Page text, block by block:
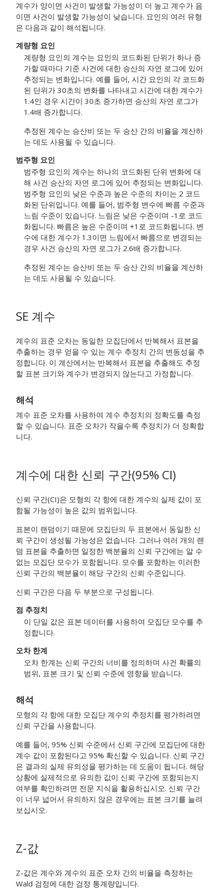
계수가 양이면 사건이 발생할 가능성이 더 높고 계수가 음
이면 사건이 발생할 가능성이 낮습니다. 요인의 여러 유형
은 다음과 같이 해석됩니다.
계량형 요인
계량형 요인의 계수는 요인의 코드화된 단위가 하나 증
가할 때마다 기준 사건에 대한 승산의 자연 로그에 있어
추정되는 변화입니다. 예를 들어, 시간 요인의 각 코드화
된 단위가 30초의 변화를 나타내고 시간에 대한 계수가
1.4인 경우 시간이 30초 증가하면 승산의 자연 로그가
1.4배 증가합니다.
추정된 계수는 승산비 또는 두 승산 간의 비율을 계산하
는 데도 사용될 수 있습니다.
범주형 요인
범주형 요인의 계수는 하나의 코드화된 단위 변화에 대
해 사건 승산의 자연 로그에 있어 추정되는 변화입니다.
범주형 요인의 낮은 수준과 높은 수준의 차이는 2 코드
화된 단위입니다. 예를 들어, 범주형 변수에 빠름 수준과
느림 수준이 있습니다. 느림은 낮은 수준이며 -1로 코드
화됩니다. 빠름은 높은 수준이며 +1로 코드화됩니다. 변
수에 대한 계수가 1.3이면 느림에서 빠름으로 변경되는
경우 사건 승산의 자연 로그가 2.6배 증가합니다.
추정된 계수는 승산비 또는 두 승산 간의 비율을 계산하
는 데도 사용될 수 있습니다.
SE 계수
계수의 표준 오차는 동일한 모집단에서 반복해서 표본을
추출하는 경우 얻을 수 있는 계수 추정치 간의 변동성을 추
정합니다. 이 계산에서는 반복해서 표본을 추출해도 추정
할 표본 크기와 계수가 변경되지 않는다고 가정합니다.
해석
계수 표준 오차를 사용하여 계수 추정치의 정확도를 측정
할 수 있습니다. 표준 오차가 작을수록 추정치가 더 정확합
니다.
계수에 대한 신뢰 구간(95% CI)
신뢰 구간(CI)은 모형의 각 항에 대한 계수의 실제 값이 포
함될 가능성이 높은 값의 범위입니다.
표본이 랜덤이기 때문에 모집단의 두 표본에서 동일한 신
뢰 구간이 생성될 가능성은 없습니다. 그러나 여러 개의 랜
덤 표본을 추출하면 일정한 백분율의 신뢰 구간에는 알 수
없는 모집단 모수가 포함됩니다. 모수를 포함하는 이러한
신뢰 구간의 백분율이 해당 구간의 신뢰 수준입니다.
신뢰 구간은 다음 두 부분으로 구성됩니다.
점 추정치
이 단일 값은 표본 데이터를 사용하여 모집단 모수를 추
정합니다.
오차 한계
오차 한계는 신뢰 구간의 너비를 정의하며 사건 확률의
범위, 표본 크기 및 신뢰 수준에 영향을 받습니다.
해석
모형의 각 항에 대한 모집단 계수의 추정치를 평가하려면
신뢰 구간을 사용합니다.
예를 들어, 95% 신뢰 수준에서 신뢰 구간에 모집단에 대한
계수 값이 포함된다고 95% 확신할 수 있습니다. 신뢰 구간
은 결과의 실제 유의성을 평가하는 데 도움이 됩니다. 해당
상황에 실제적으로 유의한 값이 신뢰 구간에 포함되는지
여부를 확인하려면 전문 지식을 활용하십시오. 신뢰 구간
이 너무 넓어서 유의하지 않은 경우에는 표본 크기를 늘려
보십시오.
Z-값
Z-값은 계수와 계수의 표준 오차 간의 비율을 측정하는
Wald 검정에 대한 검정 통계량입니다.